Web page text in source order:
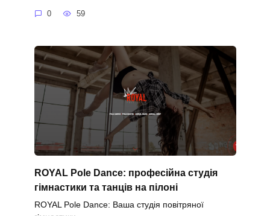
0 59
ROYAL Pole Dance: професійна студія
гімнастики та танців на пілоні
ROYAL Pole Dance: Ваша студія повітряної